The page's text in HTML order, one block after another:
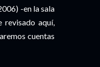
-en la sala
revisado aquí,
cuentas